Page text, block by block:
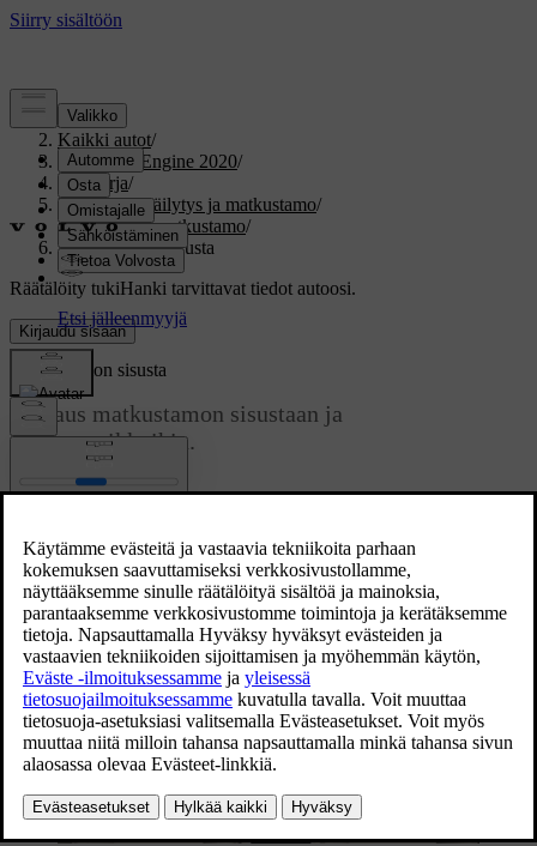
Tuki/
Kaikki autot/
V60 Twin Engine 2020/
Ohjekirja/
Kuormaus, säilytys ja matkustamo/
Säilytys ja matkustamo/
Matkustamon sisusta
Räätälöity tukiHanki tarvittavat tiedot autoosi.
Kirjaudu sisään
Päivitetty 19.03.2020
Matkustamon sisusta
Katsaus matkustamon sisustaan ja
säilytyspaikkoihin.